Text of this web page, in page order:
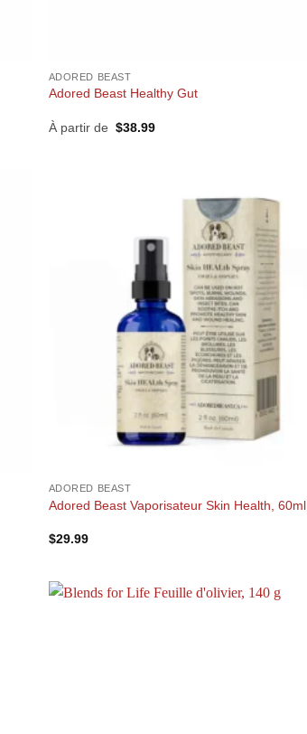
ADORED BEAST
Adored Beast Healthy Gut
À partir de $38.99
ADORED BEAST
Adored Beast Vaporisateur Skin Health, 60ml
$29.99